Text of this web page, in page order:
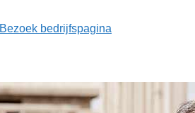
Bezoek bedrijfspagina